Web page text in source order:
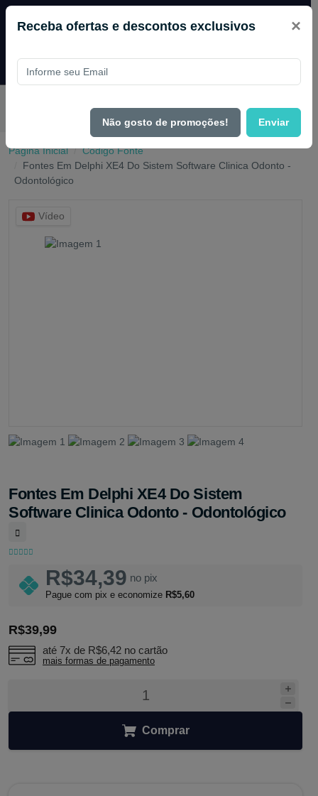
todo o site no mês de Agosto.
Página Inicial
Código Fonte
Fontes Em Delphi XE4 Do Sistem Software Clinica Odonto -
Odontológico
Vídeo
Fontes Em Delphi XE4 Do Sistem
Software Clinica Odonto - Odontológico
R$34,39 no pix
Pague com pix e economize R$5,60
R$39,99
até 7x de R$6,42 no cartão
mais formas de pagamento
Comprar
Receba ofertas e descontos exclusivos ×
Não gosto de promoções! Enviar